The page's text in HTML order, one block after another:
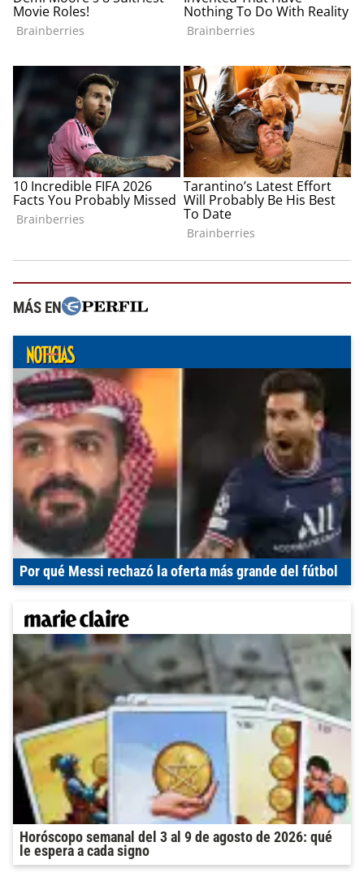
MÁS EN
Por qué Messi rechazó la oferta más grande del fútbol
Horóscopo semanal del 3 al 9 de agosto de 2026: qué
le espera a cada signo